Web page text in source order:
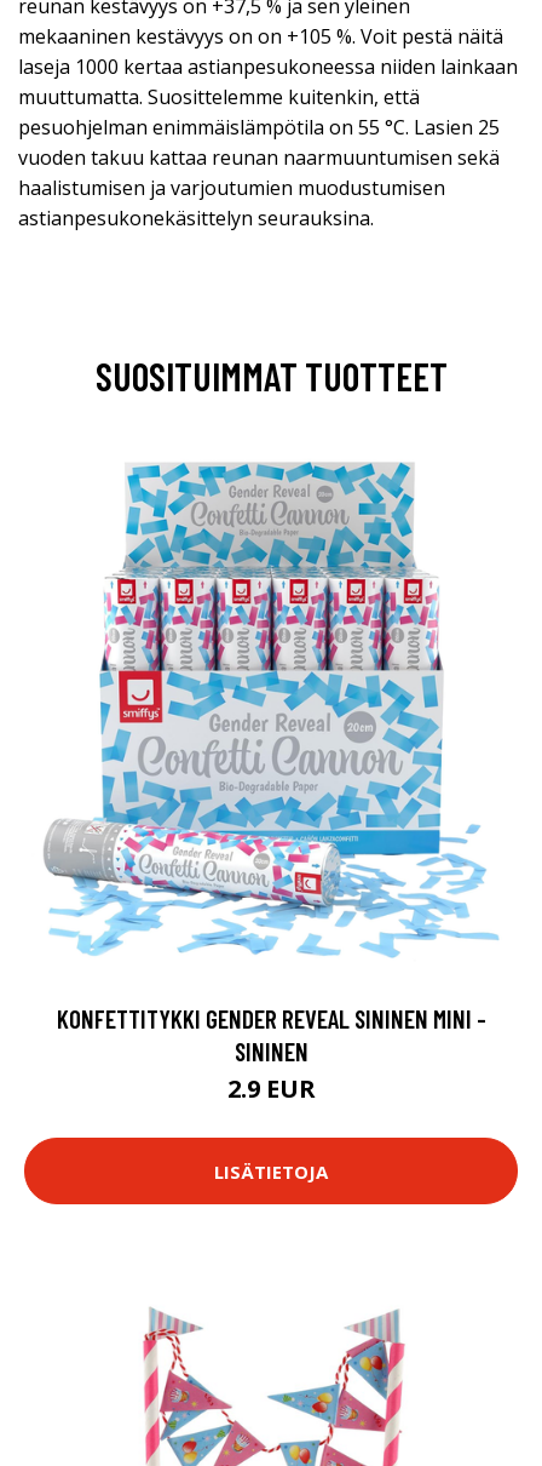
reunan kestävyys on +37,5 % ja sen yleinen
mekaaninen kestävyys on on +105 %. Voit pestä näitä
laseja 1000 kertaa astianpesukoneessa niiden lainkaan
muuttumatta. Suosittelemme kuitenkin, että
pesuohjelman enimmäislämpötila on 55 °C. Lasien 25
vuoden takuu kattaa reunan naarmuuntumisen sekä
haalistumisen ja varjoutumien muodustumisen
astianpesukonekäsittelyn seurauksina.
SUOSITUIMMAT TUOTTEET
KONFETTITYKKI GENDER REVEAL SININEN MINI -
SININEN
2.9 EUR
LISÄTIETOJA